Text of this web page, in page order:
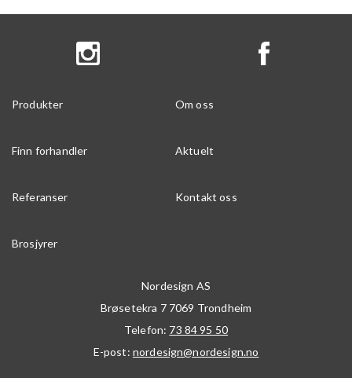
Produkter Om oss
Finn forhandler Aktuelt
Referanser Kontakt oss
Brosjyrer
Nordesign AS
Brøsetekra 7 7069 Trondheim
Telefon: 73 84 95 50
E-post: nordesign@nordesign.no